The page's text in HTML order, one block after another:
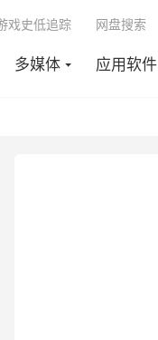
多媒体 应用软件
戏史低追踪 网盘搜索